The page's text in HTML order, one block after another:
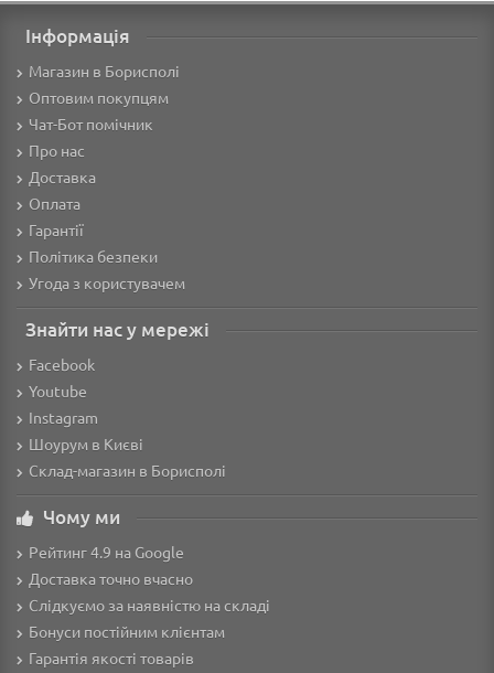
Інформація
Магазин в Борисполі
Оптовим покупцям
Чат-Бот помічник
Про нас
Доставка
Оплата
Гарантії
Політика безпеки
Угода з користувачем
Знайти нас у мережі
Facebook
Youtube
Instagram
Шоурум в Києві
Склад-магазин в Борисполі
Чому ми
Рейтинг 4.9 на Google
Доставка точно вчасно
Слідкуємо за наявністю на складі
Бонуси постійним клієнтам
Гарантія якості товарів